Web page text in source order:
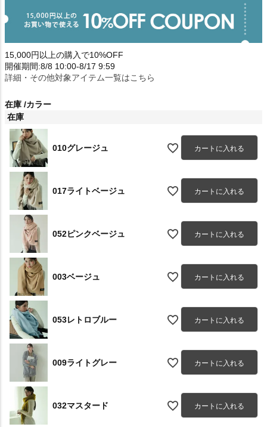
15,000円以上の購入で10%OFF
開催期間:8/8 10:00-8/17 9:59
詳細・その他対象アイテム一覧はこちら
在庫 カラー
在庫
010グレージュ カートに入れる
017ライトベージュ カートに入れる
052ピンクベージュ カートに入れる
003ベージュ カートに入れる
053レトロブルー カートに入れる
009ライトグレー カートに入れる
032マスタード カートに入れる